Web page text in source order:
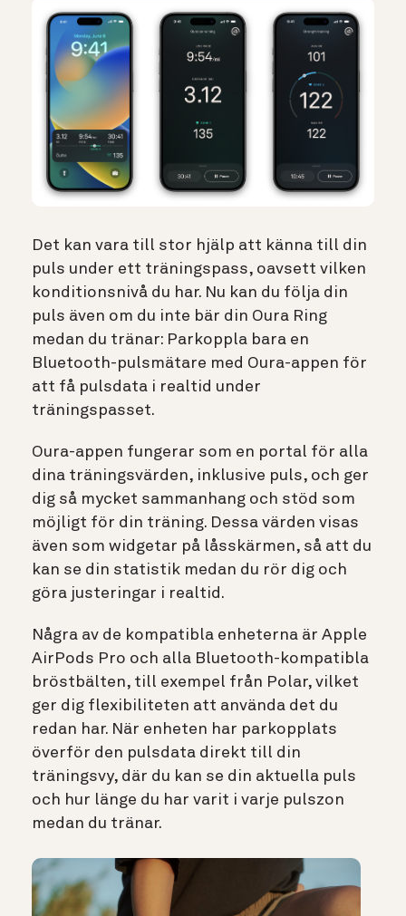
Det kan vara till stor hjälp att känna till din
puls under ett träningspass, oavsett vilken
konditionsnivå du har. Nu kan du följa din
puls även om du inte bär din Oura Ring
medan du tränar: Parkoppla bara en
Bluetooth-pulsmätare med Oura-appen för
att få pulsdata i realtid under
träningspasset.
Oura-appen fungerar som en portal för alla
dina träningsvärden, inklusive puls, och ger
dig så mycket sammanhang och stöd som
möjligt för din träning. Dessa värden visas
även som widgetar på låsskärmen, så att du
kan se din statistik medan du rör dig och
göra justeringar i realtid.
Några av de kompatibla enheterna är Apple
AirPods Pro och alla Bluetooth-kompatibla
bröstbälten, till exempel från Polar, vilket
ger dig flexibiliteten att använda det du
redan har. När enheten har parkopplats
överför den pulsdata direkt till din
träningsvy, där du kan se din aktuella puls
och hur länge du har varit i varje pulszon
medan du tränar.